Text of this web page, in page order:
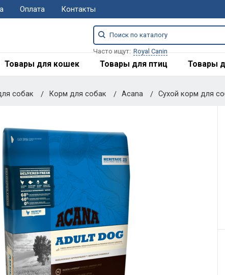
Оплата Контакты
Часто ищут: Royal Canin
Товары для кошек Товары для птиц Товары
собак Корм для собак Acana Сухой корм для